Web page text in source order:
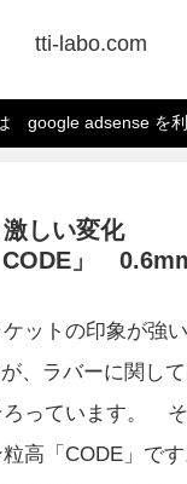
tti-labo.com
google adsense を
しい変化
CODE」
ットの印象が強
が、ラバーに関し
ろっています。
粒高「CODE」で